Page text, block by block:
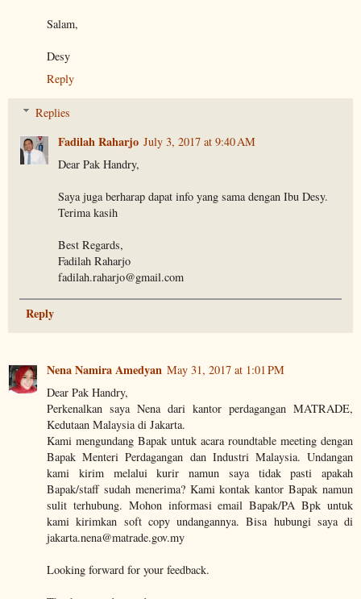
Salam,
Desy
Reply
Replies
Fadilah Raharjo July 3, 2017 at 9:40 AM
Dear Pak Handry,
Saya juga berharap dapat info yang sama dengan Ibu Desy.
Terima kasih
Best Regards,
Fadilah Raharjo
fadilah.raharjo@gmail.com
Reply
Nena Namira Amedyan May 31, 2017 at 1:01 PM
Dear Pak Handry,
Perkenalkan saya Nena dari kantor perdagangan MATRADE,
Kedutaan Malaysia di Jakarta.
Kami mengundang Bapak untuk acara roundtable meeting dengan
Bapak Menteri Perdagangan dan Industri Malaysia. Undangan
kami kirim melalui kurir namun saya tidak pasti apakah
Bapak/staff sudah menerima? Kami kontak kantor Bapak namun
sulit terhubung. Mohon informasi email Bapak/PA Bpk untuk
kami kirimkan soft copy undangannya. Bisa hubungi saya di
jakarta.nena@matrade.gov.my
Looking forward for your feedback.